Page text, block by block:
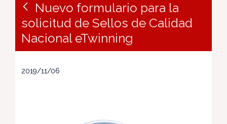
Nuevo formulario para la
solicitud de Sellos de Calidad
Nacional eTwinning
2019/11/06